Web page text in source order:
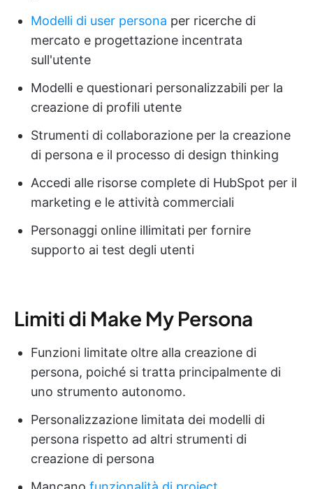
Modelli di user persona per ricerche di
mercato e progettazione incentrata
sull'utente
Modelli e questionari personalizzabili per la
creazione di profili utente
Strumenti di collaborazione per la creazione
di persona e il processo di design thinking
Accedi alle risorse complete di HubSpot per il
marketing e le attività commerciali
Personaggi online illimitati per fornire
supporto ai test degli utenti
Limiti di Make My Persona
Funzioni limitate oltre alla creazione di
persona, poiché si tratta principalmente di
uno strumento autonomo.
Personalizzazione limitata dei modelli di
persona rispetto ad altri strumenti di
creazione di persona